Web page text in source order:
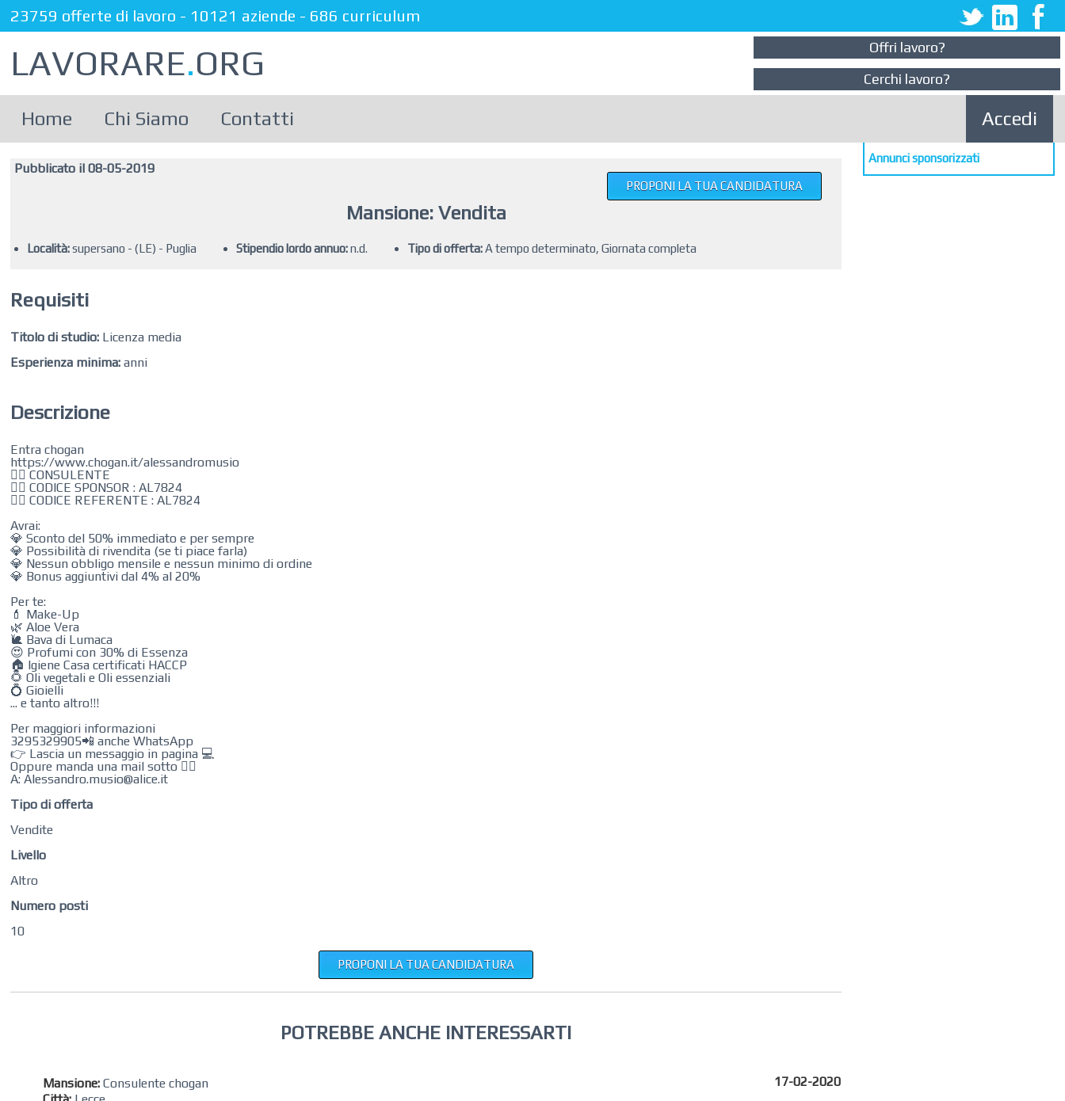
23759 offerte di lavoro - 10121 aziende - 686 curriculum
LAVORARE.ORG
Offri lavoro?
Cerchi lavoro?
Home Chi Siamo Contatti Accedi
Pubblicato il 08-05-2019
Mansione: Vendita
PROPONI LA TUA CANDIDATURA
Località:supersano - (LE) - Puglia Stipendio lordo annuo:n.d. Tipo di offerta:A tempo determinato, Giornata completa
Requisiti
Titolo di studio: Licenza media
Esperienza minima: anni
Descrizione
Entra chogan
https://www.chogan.it/alessandromusio
👉🏻 CONSULENTE
👉🏻 CODICE SPONSOR : AL7824
👉🏻 CODICE REFERENTE : AL7824
Avrai:
💎 Sconto del 50% immediato e per sempre
💎 Possibilità di rivendita (se ti piace farla)
💎 Nessun obbligo mensile e nessun minimo di ordine
💎 Bonus aggiuntivi dal 4% al 20%
Per te:
💄 Make-Up
🌿 Aloe Vera
🐌 Bava di Lumaca
😍 Profumi con 30% di Essenza
🏠 Igiene Casa certificati HACCP
🌻 Oli vegetali e Oli essenziali
💍 Gioielli
... e tanto altro!!!
Per maggiori informazioni
3295329905📲 anche WhatsApp
👉 Lascia un messaggio in pagina 💻
Oppure manda una mail sotto 👇🏻
A: Alessandro.musio@alice.it
Tipo di offerta
Vendite
Livello
Altro
Numero posti
10
PROPONI LA TUA CANDIDATURA
POTREBBE ANCHE INTERESSARTI
Mansione: Consulente chogan
17-02-2020
Annunci sponsorizzati